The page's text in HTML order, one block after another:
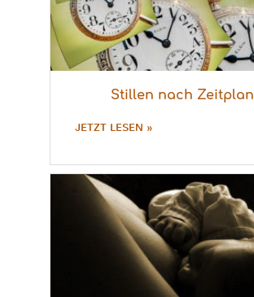
Stillen nach Zeitplan
JETZT LESEN »